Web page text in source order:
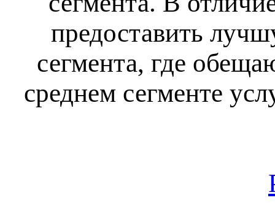
предоставить
сегмента, где
среднем сегменте